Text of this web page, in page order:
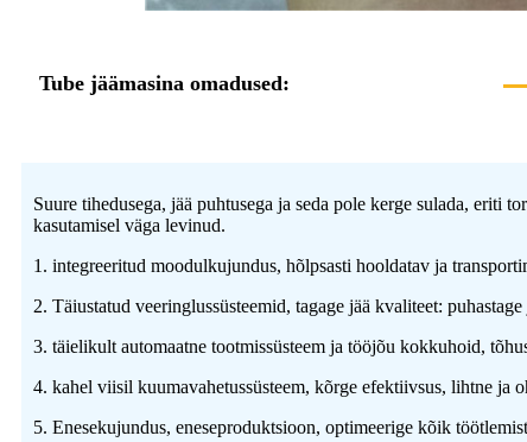
Tube jäämasina omadused:
Suure tihedusega, jää puhtusega ja seda pole kerge sulada, eriti
kasutamisel väga levinud.
1. integreeritud moodulkujundus, hõlpsasti hooldatav ja
2. Täiustatud veeringlussüsteemid, tagage jää kvaliteet:
3. täielikult automaatne tootmissüsteem ja tööjõu kokkuhoid,
4. kahel viisil kuumavahetussüsteem, kõrge efektiivsus, lihtne ja
5. Enesekujundus, eneseproduktsioon, optimeerige kõik